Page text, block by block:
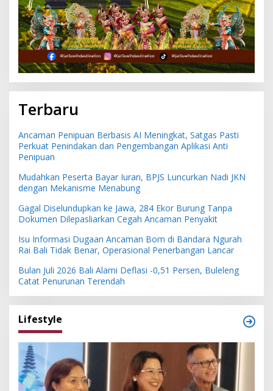
Terbaru
Ancaman Penipuan Berbasis AI Meningkat, Satgas Pasti
Perkuat Penindakan dan Pengembangan Aplikasi Anti
Penipuan
Mudahkan Peserta Bayar Iuran, BPJS Luncurkan Nadi JKN
dengan Mekanisme Menabung
Gagal Diselundupkan ke Jawa, 284 Ekor Burung Tanpa
Dokumen Dilepasliarkan Cegah Ancaman Penyakit
Isu Informasi Dugaan Ancaman Bom di Bandara Ngurah
Rai Bali Tidak Benar, Operasional Penerbangan Lancar
Bulan Juli 2026 Bali Alami Deflasi -0,51 Persen, Buleleng
Catat Penurunan Terendah
Lifestyle